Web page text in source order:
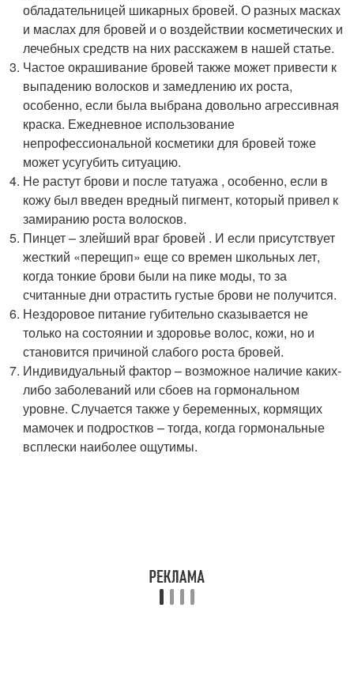
обладательницей шикарных бровей. О разных масках
и маслах для бровей и о воздействии косметических и
лечебных средств на них расскажем в нашей статье.
Частое окрашивание бровей также может привести к
выпадению волосков и замедлению их роста,
особенно, если была выбрана довольно агрессивная
краска. Ежедневное использование
непрофессиональной косметики для бровей тоже
может усугубить ситуацию.
Не растут брови и после татуажа , особенно, если в
кожу был введен вредный пигмент, который привел к
замиранию роста волосков.
Пинцет – злейший враг бровей . И если присутствует
жесткий «перещип» еще со времен школьных лет,
когда тонкие брови были на пике моды, то за
считанные дни отрастить густые брови не получится.
Нездоровое питание губительно сказывается не
только на состоянии и здоровье волос, кожи, но и
становится причиной слабого роста бровей.
Индивидуальный фактор – возможное наличие каких-
либо заболеваний или сбоев на гормональном
уровне. Случается также у беременных, кормящих
мамочек и подростков – тогда, когда гормональные
всплески наиболее ощутимы.